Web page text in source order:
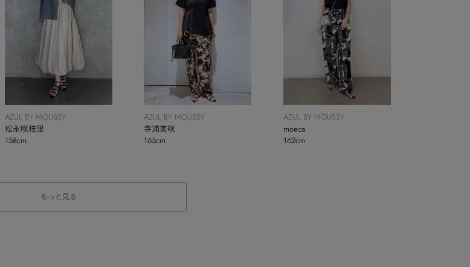
AZUL BY MOUSSY
松永咲枝里
158cm
AZUL BY MOUSSY
寺浦美咲
165cm
AZUL BY MOUSSY
moeca
162cm
もっと見る